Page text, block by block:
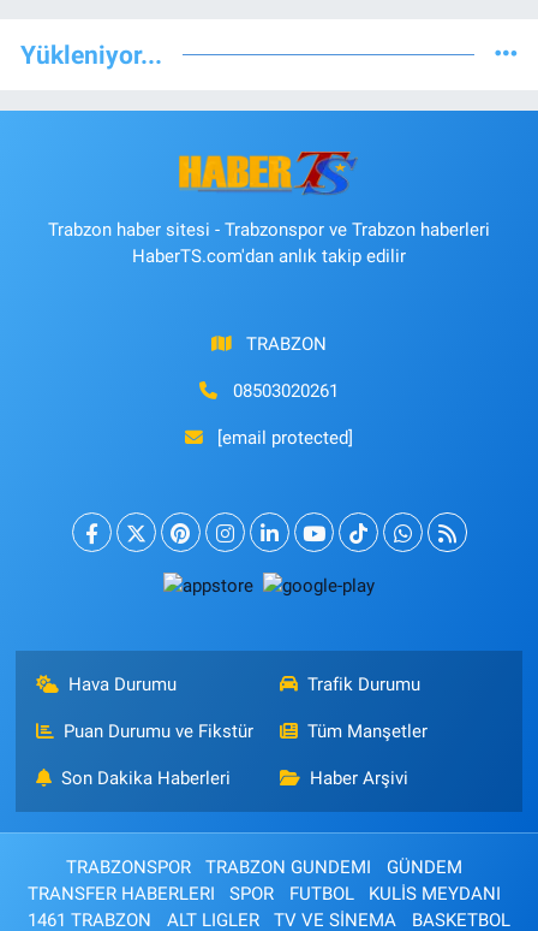
Yükleniyor...
Trabzon haber sitesi - Trabzonspor ve Trabzon haberleri
HaberTS.com'dan anlık takip edilir
TRABZON
08503020261
[email protected]
Hava Durumu Trafik Durumu
Puan Durumu ve Fikstür Tüm Manşetler
Son Dakika Haberleri Haber Arşivi
TRABZONSPOR TRABZON GUNDEMI
GÜNDEM
TRANSFER HABERLERI
SPOR FUTBOL
KULİS MEYDANI
1461 TRABZON
ALT LIGLER TV VE SİNEMA BASKETBOL